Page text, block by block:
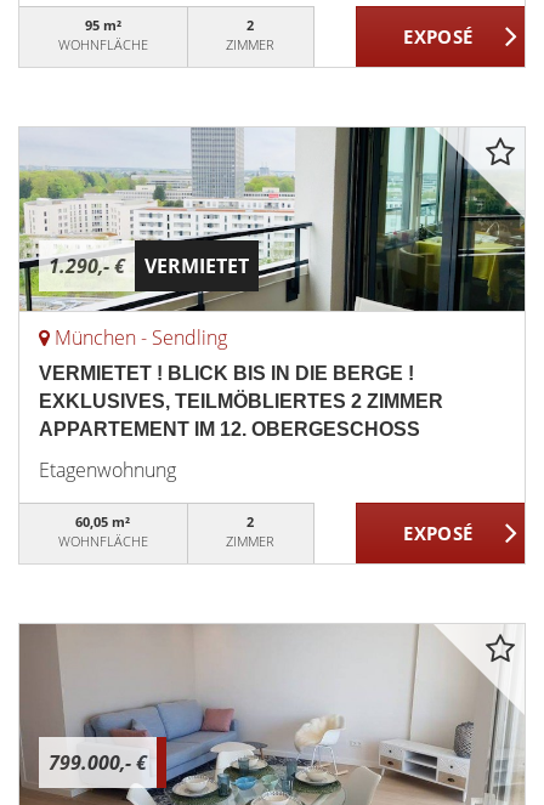
95 m²
WOHNFLÄCHE
2
ZIMMER
1.290,- € VERMIETET
München - Sendling
VERMIETET ! BLICK BIS IN DIE BERGE !
EXKLUSIVES, TEILMÖBLIERTES 2 ZIMMER
APPARTEMENT IM 12. OBERGESCHOSS
Etagenwohnung
60,05 m²
WOHNFLÄCHE
2
ZIMMER
799.000,- €